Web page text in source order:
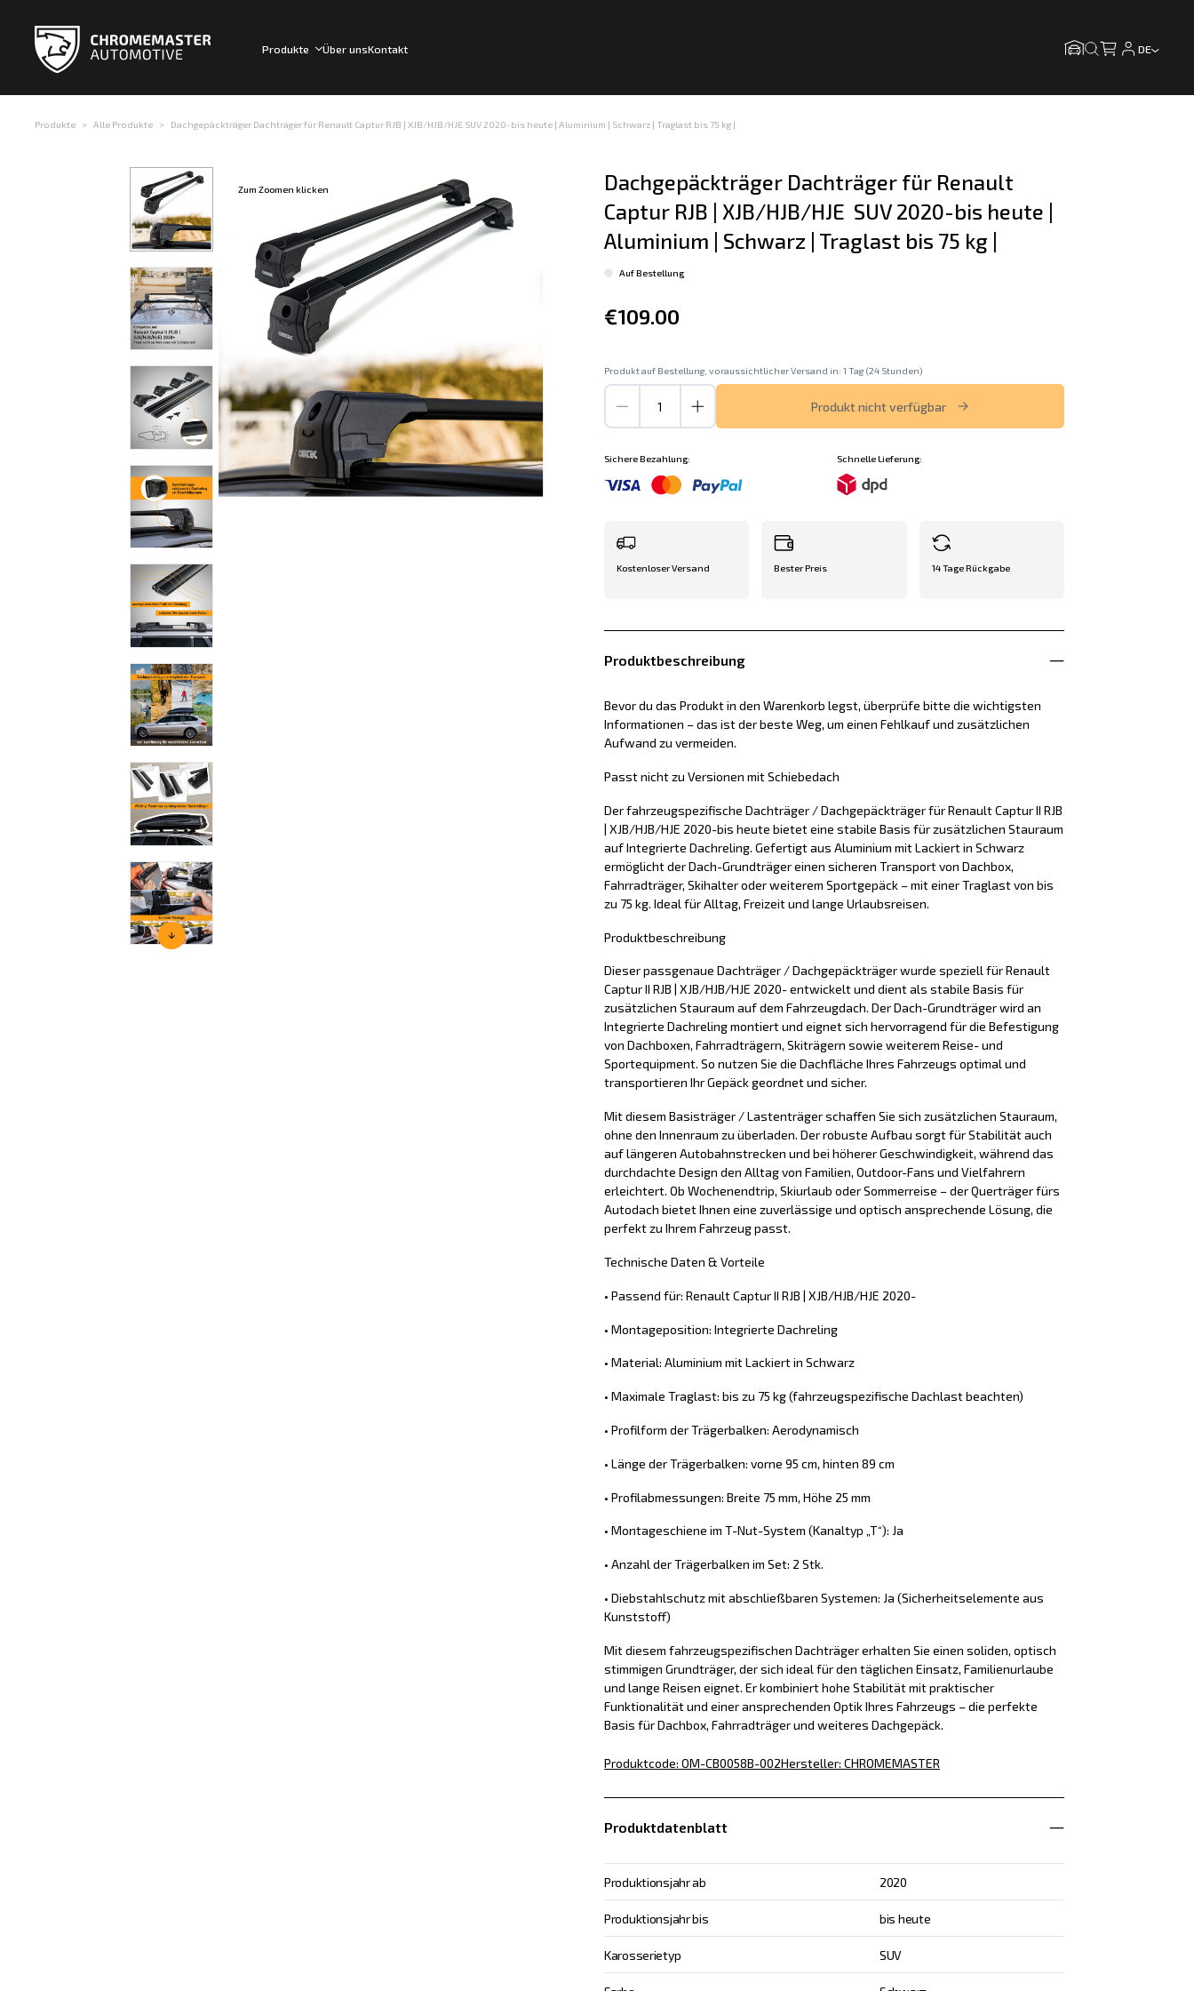
Produkte Über unsKontakt DE
Produkte Alle Produkte Dachgepäckträger Dachträger für Renault Captur RJB | XJB/HJB/HJE SUV 2020-bis heute | Aluminium | Schwarz | Traglast bis 75 kg |
Zum Zoomen klicken
Dachgepäckträger Dachträger für Renault
Captur RJB | XJB/HJB/HJE  SUV 2020-bis heute |
Aluminium | Schwarz | Traglast bis 75 kg |
Auf Bestellung
€109.00
Produkt auf Bestellung, voraussichtlicher Versand in: 1 Tag (24 Stunden)
Produkt nicht verfügbar
Sichere Bezahlung: Schnelle Lieferung:
Kostenloser Versand Bester Preis 14 Tage Rückgabe
Produktbeschreibung
Bevor du das Produkt in den Warenkorb legst, überprüfe bitte die wichtigsten
Informationen – das ist der beste Weg, um einen Fehlkauf und zusätzlichen
Aufwand zu vermeiden.
Passt nicht zu Versionen mit Schiebedach
Der fahrzeugspezifische Dachträger / Dachgepäckträger für Renault Captur II RJB
| XJB/HJB/HJE 2020-bis heute bietet eine stabile Basis für zusätzlichen Stauraum
auf Integrierte Dachreling. Gefertigt aus Aluminium mit Lackiert in Schwarz
ermöglicht der Dach-Grundträger einen sicheren Transport von Dachbox,
Fahrradträger, Skihalter oder weiterem Sportgepäck – mit einer Traglast von bis
zu 75 kg. Ideal für Alltag, Freizeit und lange Urlaubsreisen.
Produktbeschreibung
Dieser passgenaue Dachträger / Dachgepäckträger wurde speziell für Renault
Captur II RJB | XJB/HJB/HJE 2020- entwickelt und dient als stabile Basis für
zusätzlichen Stauraum auf dem Fahrzeugdach. Der Dach-Grundträger wird an
Integrierte Dachreling montiert und eignet sich hervorragend für die Befestigung
von Dachboxen, Fahrradträgern, Skiträgern sowie weiterem Reise- und
Sportequipment. So nutzen Sie die Dachfläche Ihres Fahrzeugs optimal und
transportieren Ihr Gepäck geordnet und sicher.
Mit diesem Basisträger / Lastenträger schaffen Sie sich zusätzlichen Stauraum,
ohne den Innenraum zu überladen. Der robuste Aufbau sorgt für Stabilität auch
auf längeren Autobahnstrecken und bei höherer Geschwindigkeit, während das
durchdachte Design den Alltag von Familien, Outdoor-Fans und Vielfahrern
erleichtert. Ob Wochenendtrip, Skiurlaub oder Sommerreise – der Querträger fürs
Autodach bietet Ihnen eine zuverlässige und optisch ansprechende Lösung, die
perfekt zu Ihrem Fahrzeug passt.
Technische Daten & Vorteile
• Passend für: Renault Captur II RJB | XJB/HJB/HJE 2020-
• Montageposition: Integrierte Dachreling
• Material: Aluminium mit Lackiert in Schwarz
• Maximale Traglast: bis zu 75 kg (fahrzeugspezifische Dachlast beachten)
• Profilform der Trägerbalken: Aerodynamisch
• Länge der Trägerbalken: vorne 95 cm, hinten 89 cm
• Profilabmessungen: Breite 75 mm, Höhe 25 mm
• Montageschiene im T-Nut-System (Kanaltyp „T“): Ja
• Anzahl der Trägerbalken im Set: 2 Stk.
• Diebstahlschutz mit abschließbaren Systemen: Ja (Sicherheitselemente aus
Kunststoff)
Mit diesem fahrzeugspezifischen Dachträger erhalten Sie einen soliden, optisch
stimmigen Grundträger, der sich ideal für den täglichen Einsatz, Familienurlaube
und lange Reisen eignet. Er kombiniert hohe Stabilität mit praktischer
Funktionalität und einer ansprechenden Optik Ihres Fahrzeugs – die perfekte
Basis für Dachbox, Fahrradträger und weiteres Dachgepäck.
Produktcode: OM-CB0058B-002Hersteller: CHROMEMASTER
Produktdatenblatt
Produktionsjahr ab 2020
Produktionsjahr bis bis heute
Karosserietyp SUV